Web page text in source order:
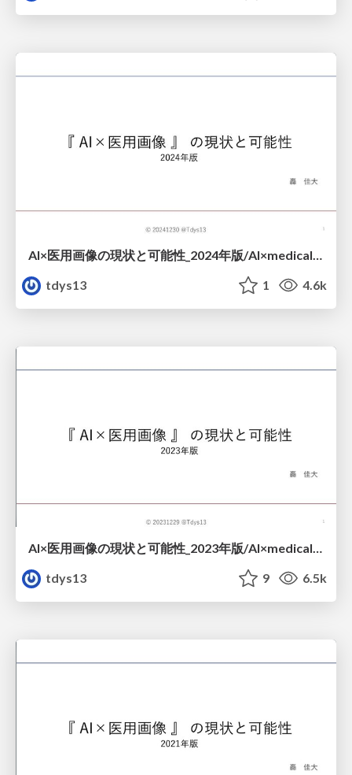
tdys13
1 4.6k
AI×医用画像の現状と可能性_2023年版/AI×medical_imaging_in_japan_2023
tdys13
9 6.5k